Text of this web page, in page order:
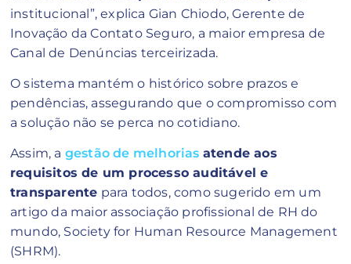
institucional”, explica Gian Chiodo, Gerente de
Inovação da Contato Seguro, a maior empresa de
Canal de Denúncias terceirizada.
O sistema mantém o histórico sobre prazos e
pendências, assegurando que o compromisso com
a solução não se perca no cotidiano.
Assim, a gestão de melhorias atende aos
requisitos de um processo auditável e
transparente para todos, como sugerido em um
artigo da maior associação profissional de RH do
mundo, Society for Human Resource Management
(SHRM).